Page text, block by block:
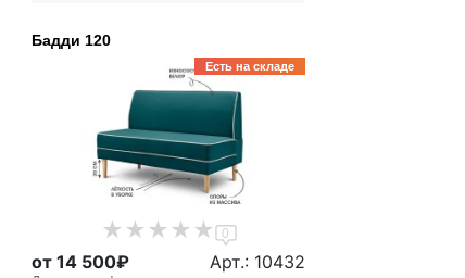
Бадди 120
Есть на складе
0
от 14 500₽ Арт.: 10432